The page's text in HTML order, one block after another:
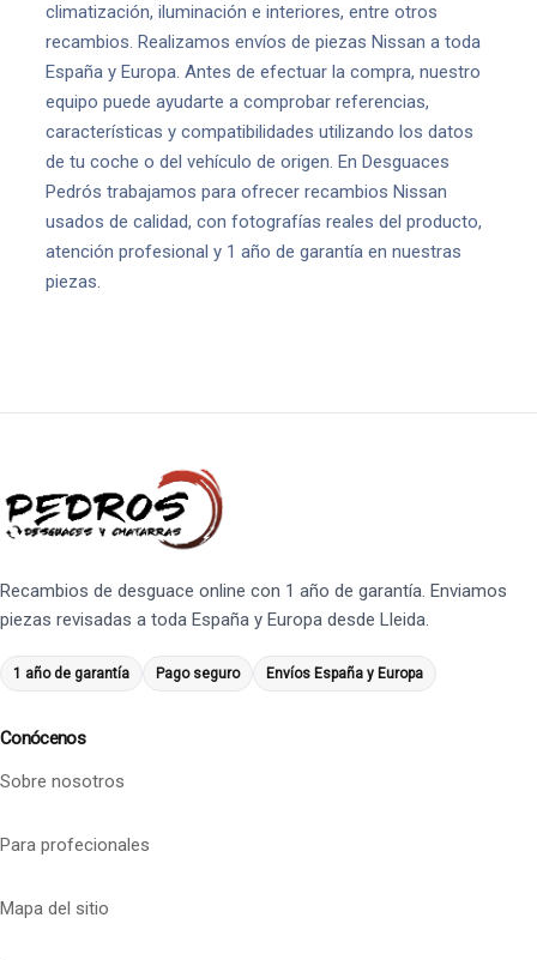
climatización, iluminación e interiores, entre otros
recambios. Realizamos envíos de piezas Nissan a toda
España y Europa. Antes de efectuar la compra, nuestro
equipo puede ayudarte a comprobar referencias,
características y compatibilidades utilizando los datos
de tu coche o del vehículo de origen. En Desguaces
Pedrós trabajamos para ofrecer recambios Nissan
usados de calidad, con fotografías reales del producto,
atención profesional y 1 año de garantía en nuestras
piezas.
Recambios de desguace online con 1 año de garantía. Enviamos
piezas revisadas a toda España y Europa desde Lleida.
1 año de garantía Pago seguro Envíos España y Europa
Conócenos
Sobre nosotros
Para profecionales
Mapa del sitio